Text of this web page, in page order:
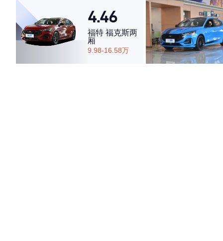
4.46
福特 福克斯两
厢
9.98-16.58万